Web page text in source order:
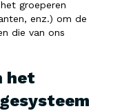
groeperen
enz.) om de
die van ons
het